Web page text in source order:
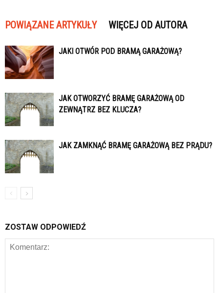
POWIĄZANE ARTYKUŁY WIĘCEJ OD AUTORA
JAKI OTWÓR POD BRAMĄ GARAŻOWĄ?
JAK OTWORZYĆ BRAMĘ GARAŻOWĄ OD
ZEWNĄTRZ BEZ KLUCZA?
JAK ZAMKNĄĆ BRAMĘ GARAŻOWĄ BEZ PRĄDU?
ZOSTAW ODPOWIEDŹ